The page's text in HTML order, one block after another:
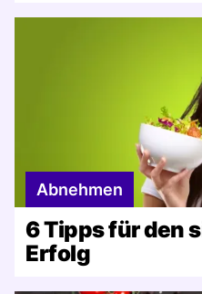
Abnehmen
6 Tipps für den
Erfolg